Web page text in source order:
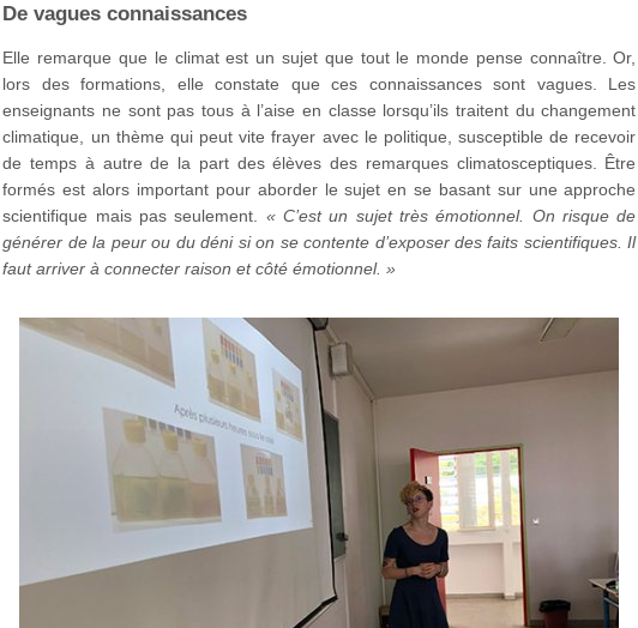
De vagues connaissances
Elle remarque que le climat est un sujet que tout le monde pense connaître. Or,
lors des formations, elle constate que ces connaissances sont vagues. Les
enseignants ne sont pas tous à l’aise en classe lorsqu’ils traitent du changement
climatique, un thème qui peut vite frayer avec le politique, susceptible de recevoir
de temps à autre de la part des élèves des remarques climatosceptiques. Être
formés est alors important pour aborder le sujet en se basant sur une approche
scientifique mais pas seulement. « C’est un sujet très émotionnel. On risque de
générer de la peur ou du déni si on se contente d’exposer des faits scientifiques. Il
faut arriver à connecter raison et côté émotionnel. »